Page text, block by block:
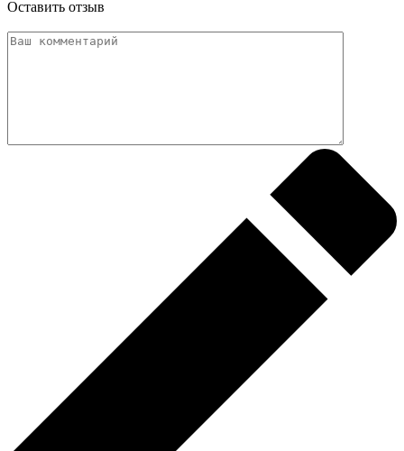
Оставить отзыв